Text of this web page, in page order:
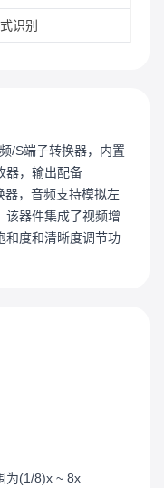
识别
/S端子转换器，内置
器，输出配备
器，音频支持模拟左
该器件集成了视频增
和度和清晰度调节功
为(1/8)x ~ 8x